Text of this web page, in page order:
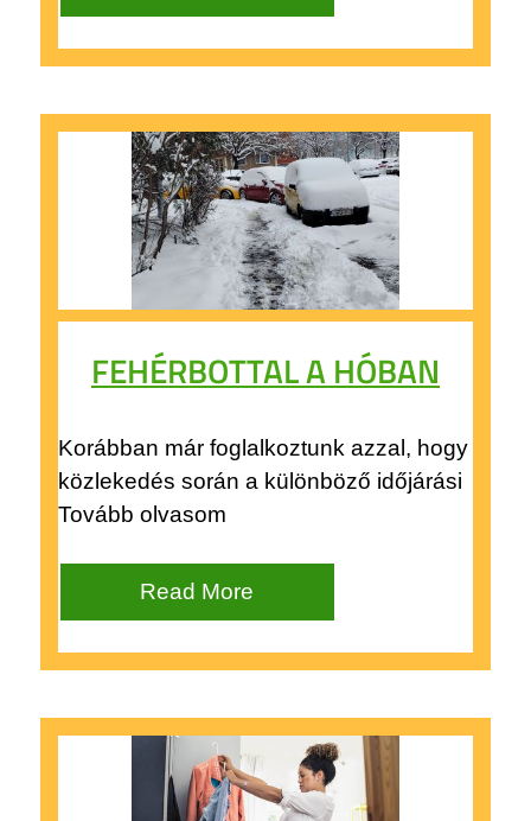
FEHÉRBOTTAL A HÓBAN
Korábban már foglalkoztunk azzal, hogy
közlekedés során a különböző időjárási
Tovább olvasom
Read More